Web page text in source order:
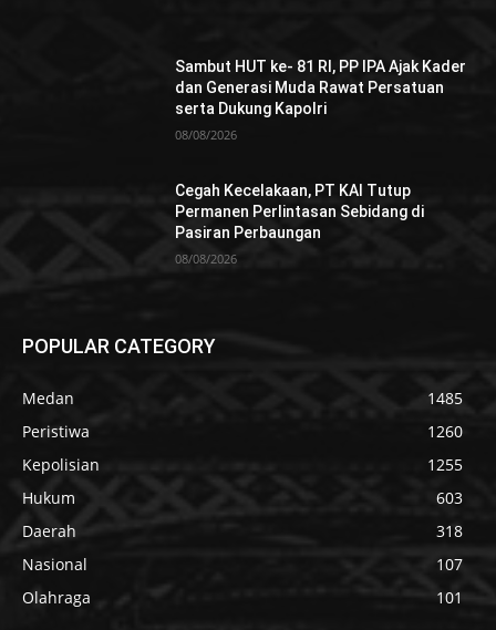
Sambut HUT ke- 81 RI, PP IPA Ajak Kader
dan Generasi Muda Rawat Persatuan
serta Dukung Kapolri
08/08/2026
Cegah Kecelakaan, PT KAI Tutup
Permanen Perlintasan Sebidang di
Pasiran Perbaungan
08/08/2026
POPULAR CATEGORY
Medan
1485
Peristiwa
1260
Kepolisian
1255
Hukum
603
Daerah
318
Nasional
107
Olahraga
101